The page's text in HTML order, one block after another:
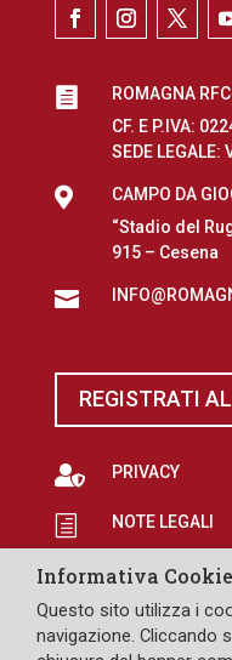

ROMAGNA
CF. E P.IVA:
SEDE

CAMPO DA
“Stadio del
915 – Cesena

REGISTRATI
 PRIVACY
h NOTE LEGALI
p EROGAZIONI

Informativa Cookie
Questo sito utilizza i
navigazione. Cliccando